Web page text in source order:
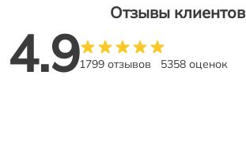
Отзывы клиентов
4.91799 отзывов 5358 оценок